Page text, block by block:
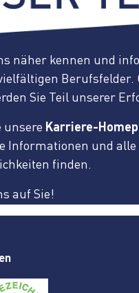
näher kennen und
Berufsfelder.
Sie Teil unserer
unsere Karriere-
Informationen und alle
finden.
auf Sie!